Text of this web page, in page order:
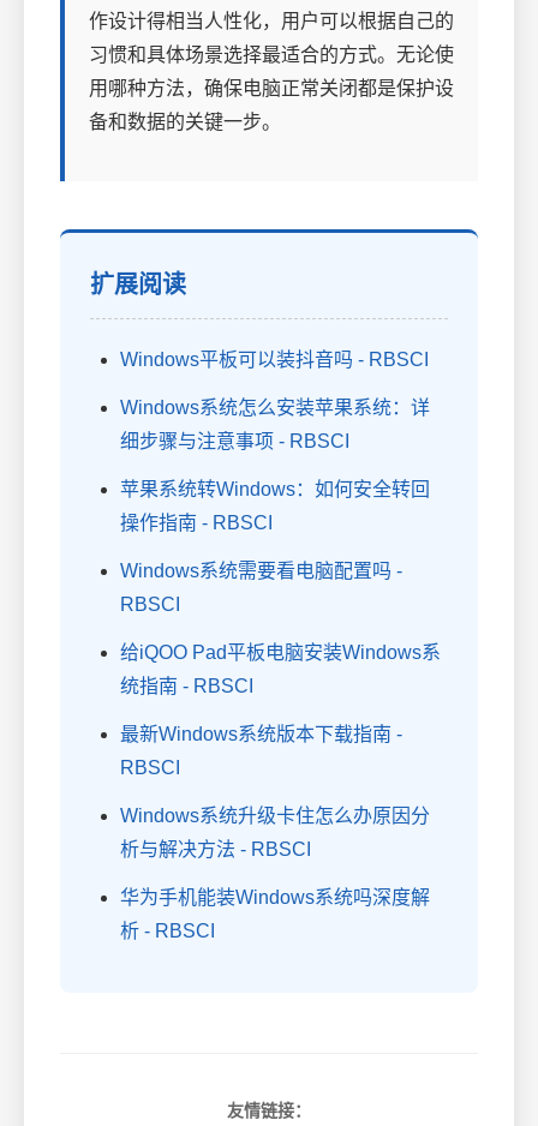
作设计得相当人性化，用户可以根据自己的
习惯和具体场景选择最适合的方式。无论使
用哪种方法，确保电脑正常关闭都是保护设
备和数据的关键一步。
扩展阅读
Windows平板可以装抖音吗 - RBSCI
Windows系统怎么安装苹果系统：详
细步骤与注意事项 - RBSCI
苹果系统转Windows：如何安全转回
操作指南 - RBSCI
Windows系统需要看电脑配置吗 -
RBSCI
给iQOO Pad平板电脑安装Windows系
统指南 - RBSCI
最新Windows系统版本下载指南 -
RBSCI
Windows系统升级卡住怎么办原因分
析与解决方法 - RBSCI
华为手机能装Windows系统吗深度解
析 - RBSCI
友情链接：